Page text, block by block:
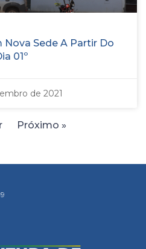
Nova Sede A Partir Do
01º
de 2021
Próximo »